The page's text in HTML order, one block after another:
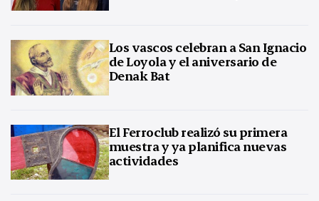
Los vascos celebran a San Ignacio
de Loyola y el aniversario de
Denak Bat
El Ferroclub realizó su primera
muestra y ya planifica nuevas
actividades